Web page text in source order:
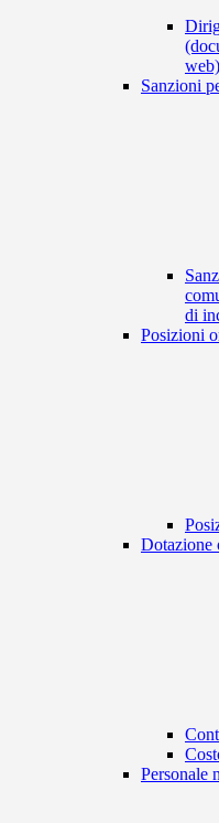
web)
Sanzioni
di
Posizioni
Dotazione
Personale